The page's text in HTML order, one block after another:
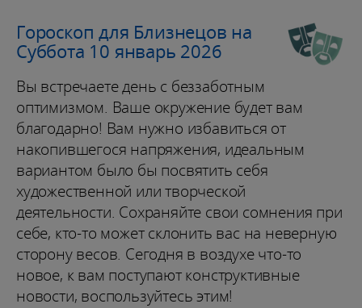
Гороскоп для Близнецов на
Суббота 10 январь 2026
Вы встречаете день с беззаботным
оптимизмом. Ваше окружение будет вам
благодарно! Вам нужно избавиться от
накопившегося напряжения, идеальным
вариантом было бы посвятить себя
художественной или творческой
деятельности. Сохраняйте свои сомнения при
себе, кто-то может склонить вас на неверную
сторону весов. Сегодня в воздухе что-то
новое, к вам поступают конструктивные
новости, воспользуйтесь этим!